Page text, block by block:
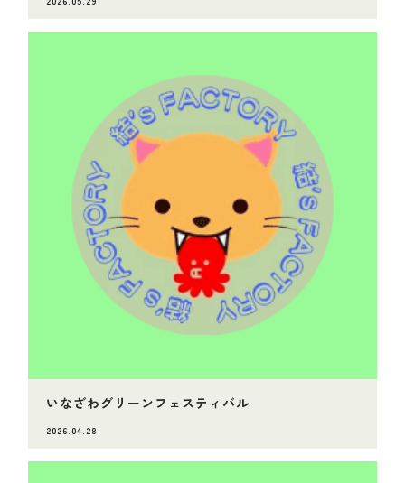
いなざわグリーンフェスティバル
2026.04.28